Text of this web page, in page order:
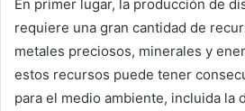
En primer lugar, la producción de
requiere una gran cantidad de
metales preciosos, minerales y
estos recursos puede tener
para el medio ambiente, incluida la